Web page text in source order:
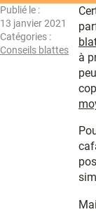
Publié le :
13 janvier 2021
Catégories :
Conseils blattes
à